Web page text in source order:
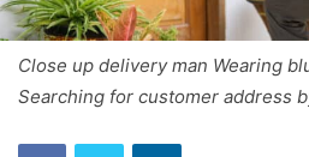
Close up delivery man Wearing
Searching for customer address